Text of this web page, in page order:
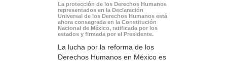
La protección de los Derechos Humanos
representados en la Declaración
Universal de los Derechos Humanos está
ahora consagrada en la Constitución
Nacional de México, ratificada por los
estados y firmada por el Presidente.
La lucha por la reforma de los
Derechos Humanos en México es